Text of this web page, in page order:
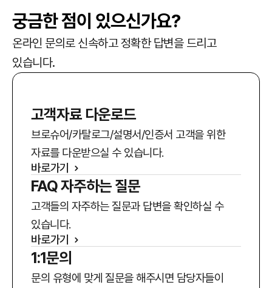
궁금한 점이 있으신가요?
온라인 문의로 신속하고 정확한 답변을 드리고
있습니다.
고객자료 다운로드
브로슈어/카탈로그/설명서/인증서 고객을 위한
자료를 다운받으실 수 있습니다.
바로가기
FAQ 자주하는 질문
고객들의 자주하는 질문과 답변을 확인하실 수
있습니다.
바로가기
1:1문의
문의 유형에 맞게 질문을 해주시면 담당자들이